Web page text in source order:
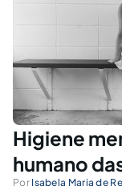
Higiene
humano
Por Isabela Maria de